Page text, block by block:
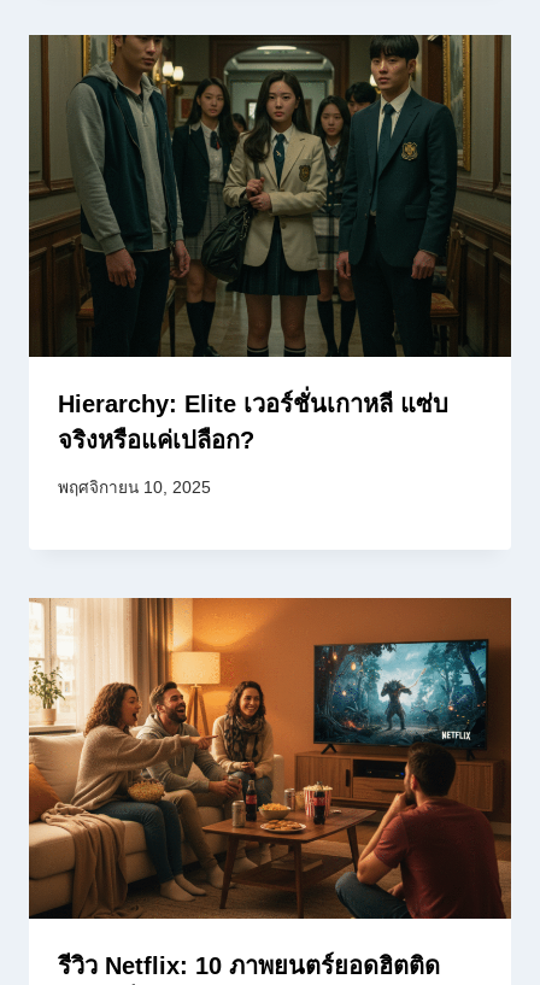
Hierarchy: Elite เวอร์ชั่นเกาหลี แซ่บ
จริงหรือแค่เปลือก?
พฤศจิกายน 10, 2025
รีวิว Netflix: 10 ภาพยนตร์ยอดฮิตติด